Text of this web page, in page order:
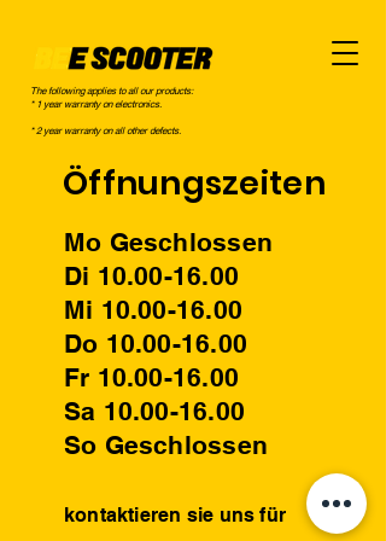
The following applies to all our products:
* 1 year warranty on electronics.
* 2 year warranty on all other defects.
Öffnungszeiten
Mo Geschlossen
Di 10.00-16.00
Mi 10.00-16.00
Do 10.00-16.00
Fr 10.00-16.00
Sa 10.00-16.00
So Geschlossen
kontaktieren sie uns für